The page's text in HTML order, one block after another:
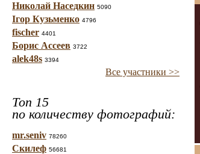
Николай Наседкин 5090
Ігор Кузьменко 4796
fischer 4401
Борис Ассеев 3722
alek48s 3394
Все участники >>
Топ 15
по количеству фотографий:
mr.seniv 78260
Скилеф 56681